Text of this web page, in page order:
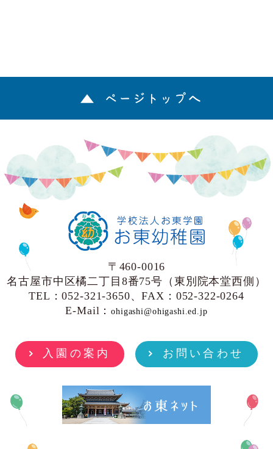
ページトップへ
〒460-0016
名古屋市中区橘二丁目8番75号（東別院本堂西側）
TEL：052-321-3650、FAX：052-322-0264
E-Mail：ohigashi@ohigashi.ed.jp
入園の案内 お問い合わせ